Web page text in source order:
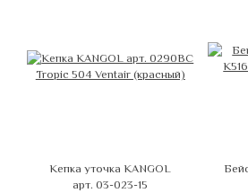
Кепка уточка KANGOL
арт. 03-023-15